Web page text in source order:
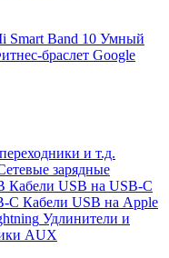
Smart Band 10 Умный
браслет Google
и т.д.
зарядные
Кабели USB на USB-C
C Кабели USB на Apple
Удлинители и
AUX